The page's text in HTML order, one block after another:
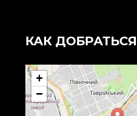
КАК ДОБРАТЬСЯ
+
−